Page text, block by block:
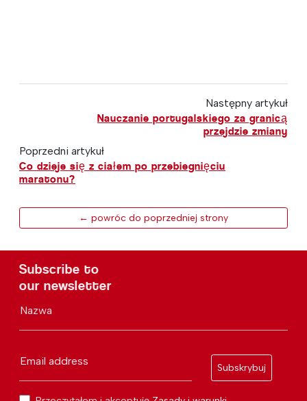
Następny artykuł
Nauczanie portugalskiego za granicą
przejdzie zmiany
Poprzedni artykuł
Co dzieje się z ciałem po przebiegnięciu
maratonu?
← powróc do poprzedniej strony
Subscribe to
our newsletter
Nazwa
Email address
Subskrybuj